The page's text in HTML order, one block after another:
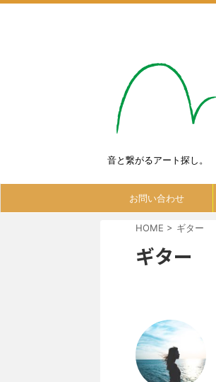
音と繋がるアート探し。
お問い合わせ
HOME > ギター
ギター